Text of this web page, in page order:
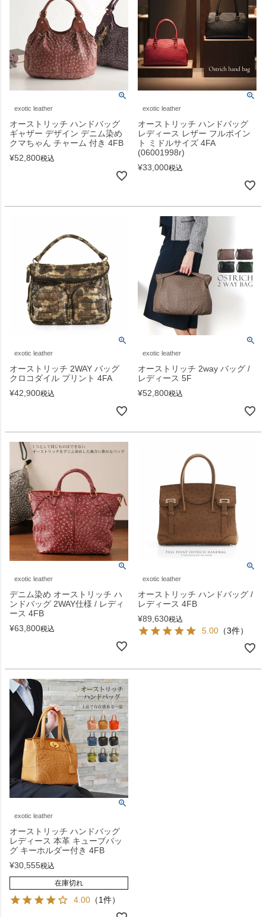
exotic leather
オーストリッチ ハンドバッグ
ギャザー デザイン デニム染め
クマちゃん チャーム 付き 4FB
¥52,800税込
exotic leather
オーストリッチ ハンドバッグ
レディース レザー フルポイン
ト ミドルサイズ 4FA
(06001998r)
¥33,000税込
exotic leather
オーストリッチ 2WAY バッグ
クロコダイル プリント 4FA
¥42,900税込
exotic leather
オーストリッチ 2way バッグ /
レディース 5F
¥52,800税込
exotic leather
デニム染め オーストリッチ ハ
ンドバッグ 2WAY仕様 / レディ
ース 4FB
¥63,800税込
exotic leather
オーストリッチ ハンドバッグ /
レディース 4FB
¥89,630税込
5.00 （3件）
exotic leather
オーストリッチ ハンドバッグ
レディース 本革 キューブバッ
グ キーホルダー付き 4FB
¥30,555税込
在庫切れ
4.00 （1件）